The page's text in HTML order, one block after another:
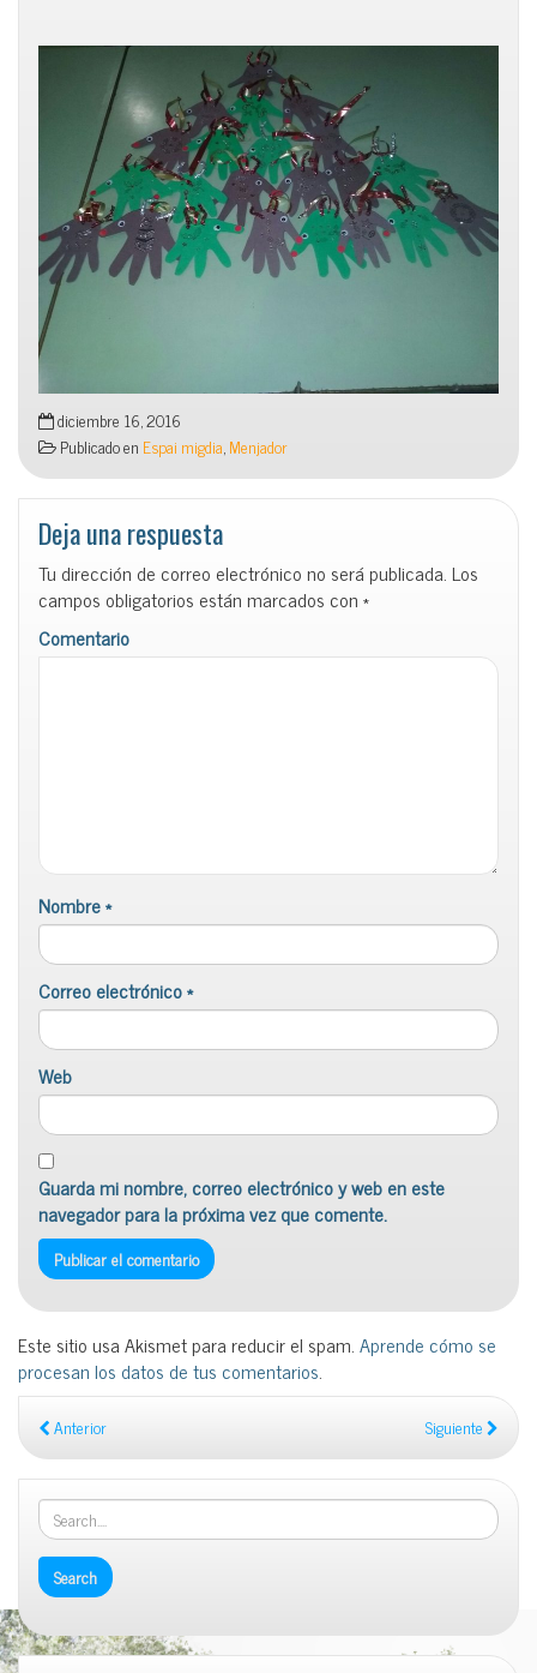
diciembre 16, 2016
Publicado en Espai migdia,Menjador
Deja una respuesta
Tu dirección de correo electrónico no será publicada.Los
campos obligatorios están marcados con*
Comentario
Nombre*
Correo electrónico*
Web
Guarda mi nombre, correo electrónico y web en este
navegador para la próxima vez que comente.
Este sitio usa Akismet para reducir el spam.Aprende cómo se
procesan los datos de tus comentarios.
Anterior Siguiente